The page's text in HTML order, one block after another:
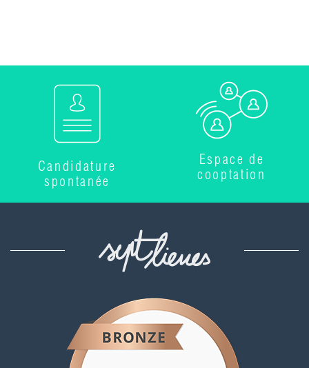
Candidature
spontanée
Espace de
cooptation